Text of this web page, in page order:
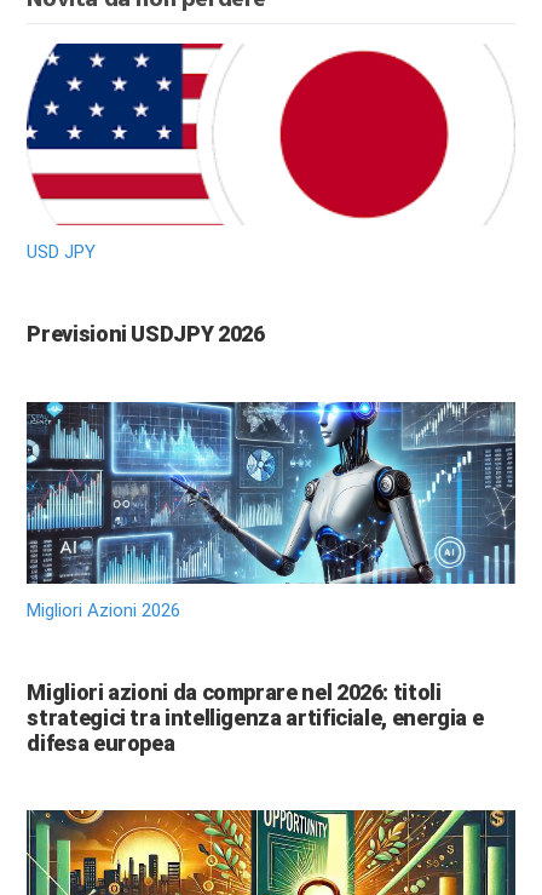
USD JPY
Previsioni USDJPY 2026
Migliori Azioni 2026
Migliori azioni da comprare nel 2026: titoli
strategici tra intelligenza artificiale, energia e
difesa europea